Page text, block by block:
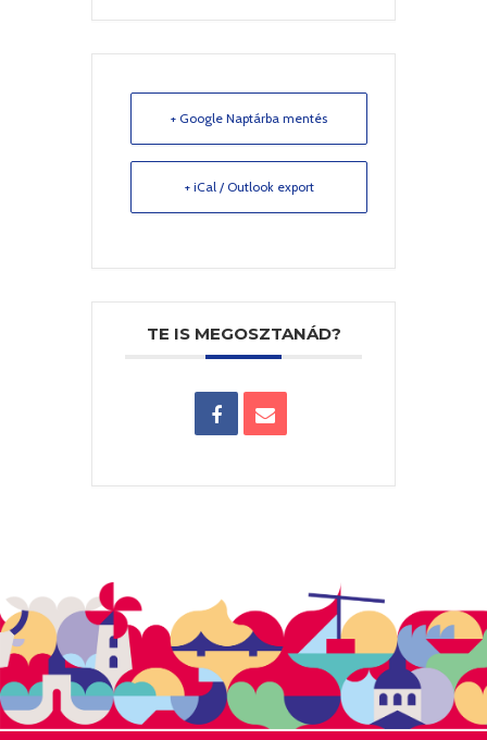
+ Google Naptárba mentés
+ iCal / Outlook export
TE IS MEGOSZTANÁD?